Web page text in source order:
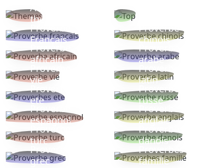
Autres
thèmes
Proverbe
Français
Proverbe
chinois
Proverbe
africain
Proverbe
arabe
Proverbe
vie
Proverbe
latin
Proverbes
ete
Proverbe
russe
Proverbe
espagnol
Proverbe
anglais
Proverbe
turc
Proverbe
danois
Proverbe
grec
Proverbes
famille